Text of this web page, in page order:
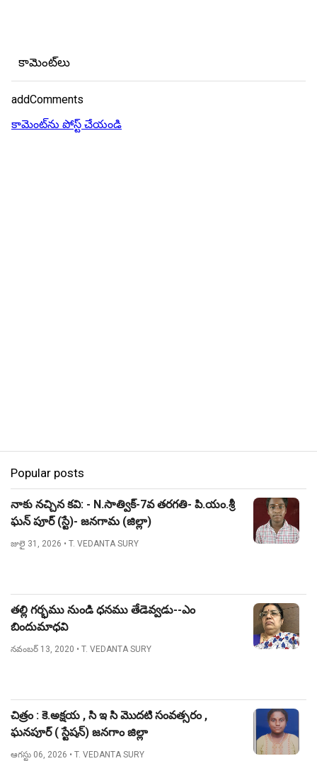
కామెంట్‌లు
addComments
కామెంట్‌ను పోస్ట్ చేయండి
Popular posts
నాకు నచ్చిన కవి: - N.సాత్విక్-7వ తరగతి- పి.యం.శ్రీ
ఘన్ పూర్ (స్టే)- జనగామ (జిల్లా)
జులై 31, 2026 • T. VEDANTA SURY
తల్లి గర్భము నుండి ధనము తేడెవ్వడు--ఎం
బిందుమాధవి
నవంబర్ 13, 2020 • T. VEDANTA SURY
చిత్రం : కె.అక్షయ , సి ఇ సి మొదటి సంవత్సరం ,
ఘనపూర్ ( స్టేషన్) జనగాం జిల్లా
ఆగస్టు 06, 2026 • T. VEDANTA SURY